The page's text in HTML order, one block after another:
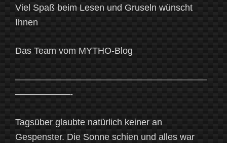
Viel Spaß beim Lesen und Gruseln wünscht
Ihnen
Das Team vom MYTHO-Blog
—————————————————————
——————-
Tagsüber glaubte natürlich keiner an
Gespenster. Die Sonne schien und alles war